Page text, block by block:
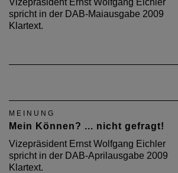
Vizepräsident Ernst Wolfgang Eichler
spricht in der DAB-Maiausgabe 2009
Klartext.
MEINUNG
Mein Können? ... nicht gefragt!
Vizepräsident Ernst Wolfgang Eichler
spricht in der DAB-Aprilausgabe 2009
Klartext.